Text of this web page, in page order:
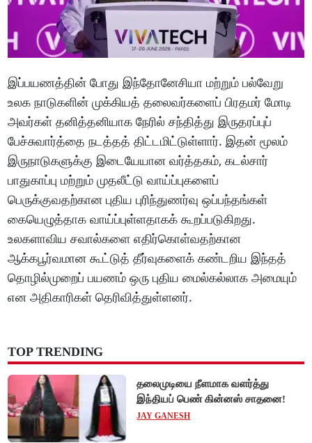
இப்பயணத்தின் போது இந்தோனேசியா மற்றும் பல்வேறு
உலக நாடுகளின் முக்கியத் தலைவர்களைப் பிரதமர் மோடி
அவர்கள் தனித்தனியாக நேரில் சந்தித்து இருதரப்புப்
பேச்சுவார்த்தை நடத்தத் திட்டமிட்டுள்ளார். இதன் மூலம்
இருநாடுகளுக்கு இடையேயான வர்த்தகம், கடல்சார்
பாதுகாப்பு மற்றும் முதலீட்டு வாய்ப்புகளைப்
பெருக்குவதற்கான புதிய புரிந்துணர்வு ஒப்பந்தங்கள்
கையெழுத்தாக வாய்ப்புள்ளதாகக் கூறப்படுகிறது.
உலகளாவிய சவால்களை எதிர்கொள்வதற்கான
ஆக்கபூர்வமான கூட்டுத் தீர்வுகளைக் கண்டறிய இந்தத்
தொழில்முறைப் பயணம் ஒரு புதிய மைல்கல்லாக அமையும்
என அதிகாரிகள் தெரிவித்துள்ளனர்.
TOP TRENDING
தலைமுடியை நீளமாக வளர்த்து
இந்தியப் பெண் கின்னஸ் சாதனை!
JAY GANESH